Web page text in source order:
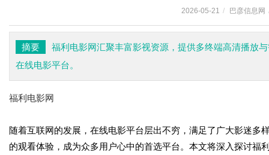
2026-05-21 / 巴彦信息网
摘要
福利电影网汇聚丰富影视资源，提供多终端高清播放
在线电影平台。
福利电影网
随着互联网的发展，在线电影平台层出不穷，满足了广大影迷多
的观看体验，成为众多用户心中的首选平台。本文将深入探讨